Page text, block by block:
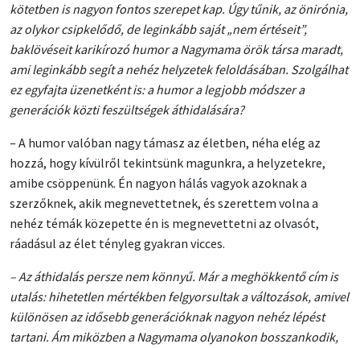
kötetben is nagyon fontos szerepet kap. Úgy tűnik, az önirónia,
az olykor csipkelődő, de leginkább saját „nem értéseit”,
baklövéseit karikírozó humor a Nagymama örök társa maradt,
ami leginkább segít a nehéz helyzetek feloldásában. Szolgálhat
ez egyfajta üzenetként is: a humor a legjobb módszer a
generációk közti feszültségek áthidalására?
– A humor valóban nagy támasz az életben, néha elég az
hozzá, hogy kívülről tekintsünk magunkra, a helyzetekre,
amibe csöppenünk. Én nagyon hálás vagyok azoknak a
szerzőknek, akik megnevettetnek, és szerettem volna a
nehéz témák közepette én is megnevettetni az olvasót,
ráadásul az élet tényleg gyakran vicces.
– Az áthidalás persze nem könnyű. Már a meghökkentő cím is
utalás: hihetetlen mértékben felgyorsultak a változások, amivel
különösen az idősebb generációknak nagyon nehéz lépést
tartani. Ám miközben a Nagymama olyanokon bosszankodik,